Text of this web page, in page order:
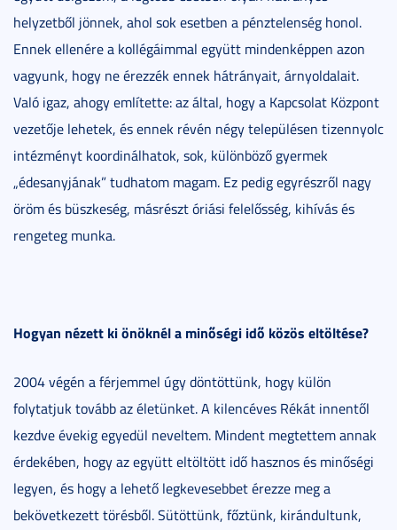
helyzetből jönnek, ahol sok esetben a pénztelenség honol.
Ennek ellenére a kollégáimmal együtt mindenképpen azon
vagyunk, hogy ne érezzék ennek hátrányait, árnyoldalait.
Való igaz, ahogy említette: az által, hogy a Kapcsolat Központ
vezetője lehetek, és ennek révén négy településen tizennyolc
intézményt koordinálhatok, sok, különböző gyermek
„édesanyjának” tudhatom magam. Ez pedig egyrészről nagy
öröm és büszkeség, másrészt óriási felelősség, kihívás és
rengeteg munka.
Hogyan nézett ki önöknél a minőségi idő közös eltöltése?
2004 végén a férjemmel úgy döntöttünk, hogy külön
folytatjuk tovább az életünket. A kilencéves Rékát innentől
kezdve évekig egyedül neveltem. Mindent megtettem annak
érdekében, hogy az együtt eltöltött idő hasznos és minőségi
legyen, és hogy a lehető legkevesebbet érezze meg a
bekövetkezett törésből. Sütöttünk, főztünk, kirándultunk,